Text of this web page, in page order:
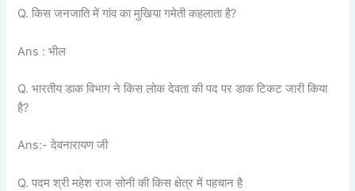
Q. किस जनजाति में गांव का मुखिया गमेती कहलाता है?
Ans : भील
Q. भारतीय डाक विभाग ने किस लोक देवता की पद पर डाक टिकट जारी किया
है?
Ans:- देवनारायण जी
Q. पदम श्री महेश राज सोनी की किस क्षेत्र में पहचान है